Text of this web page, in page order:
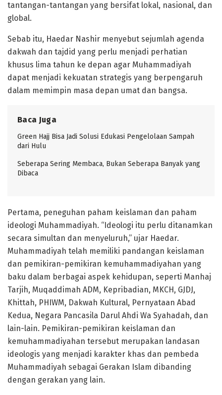
tantangan-tantangan yang bersifat lokal, nasional, dan
global.
Sebab itu, Haedar Nashir menyebut sejumlah agenda
dakwah dan tajdid yang perlu menjadi perhatian
khusus lima tahun ke depan agar Muhammadiyah
dapat menjadi kekuatan strategis yang berpengaruh
dalam memimpin masa depan umat dan bangsa.
Baca Juga
Green Hajj Bisa Jadi Solusi Edukasi Pengelolaan Sampah
dari Hulu
Seberapa Sering Membaca, Bukan Seberapa Banyak yang
Dibaca
Pertama, peneguhan paham keislaman dan paham
ideologi Muhammadiyah. “Ideologi itu perlu ditanamkan
secara simultan dan menyeluruh,” ujar Haedar.
Muhammadiyah telah memiliki pandangan keislaman
dan pemikiran-pemikiran kemuhammadiyahan yang
baku dalam berbagai aspek kehidupan, seperti Manhaj
Tarjih, Muqaddimah ADM, Kepribadian, MKCH, GJDJ,
Khittah, PHIWM, Dakwah Kultural, Pernyataan Abad
Kedua, Negara Pancasila Darul Ahdi Wa Syahadah, dan
lain-lain. Pemikiran-pemikiran keislaman dan
kemuhammadiyahan tersebut merupakan landasan
ideologis yang menjadi karakter khas dan pembeda
Muhammadiyah sebagai Gerakan Islam dibanding
dengan gerakan yang lain.